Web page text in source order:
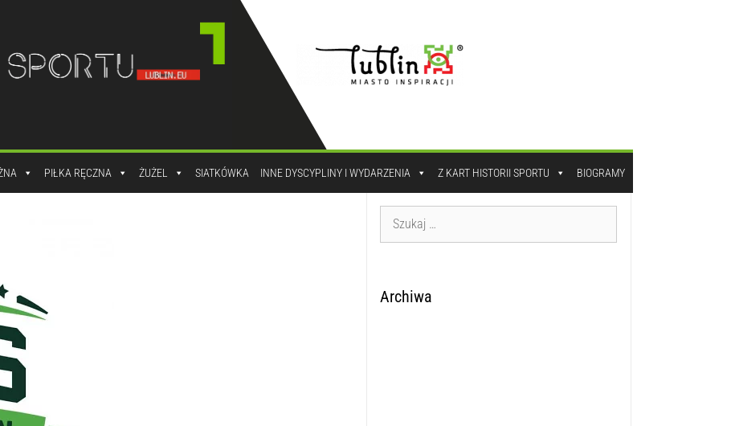
PIŁKA RĘCZNA ŻUŻEL SIATKÓWKA INNE DYSCYPLINY I WYDARZENIA Z KART HISTORII SPORTU BIOGRAMY
Archiwa